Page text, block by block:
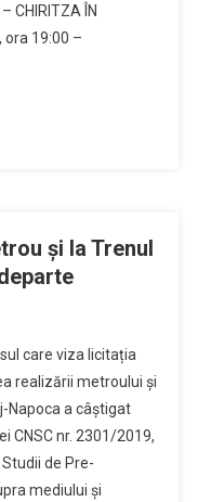
CHIRITZA ÎN
ora 19:00 –
și la Trenul
care viza licitația
realizării metroului și
Napoca a câștigat
CNSC nr. 2301/2019,
de Pre-
mediului şi